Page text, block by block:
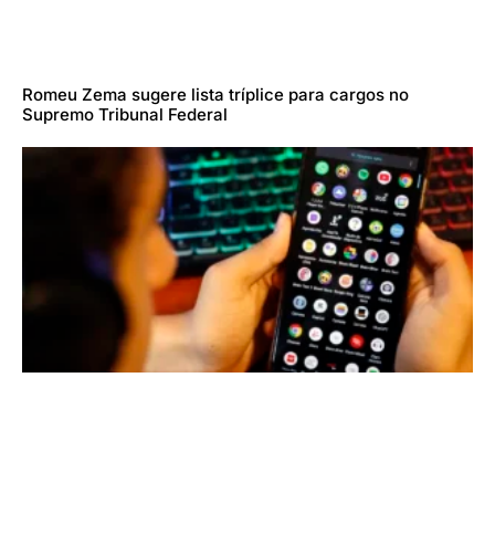
Romeu Zema sugere lista tríplice para cargos no
Supremo Tribunal Federal